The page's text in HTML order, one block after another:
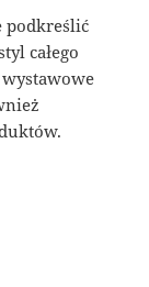
podkreślić
całego